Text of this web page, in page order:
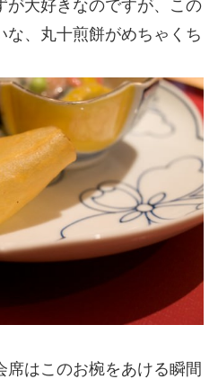
が大好きなのですが、この
な、丸十煎餅がめちゃくち
席はこのお椀をあける瞬間